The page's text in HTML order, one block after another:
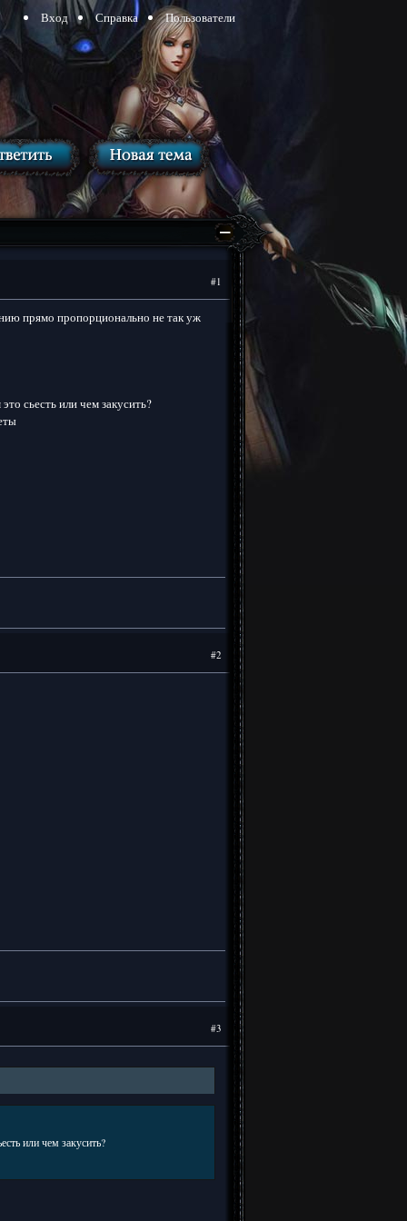
Пользователи
Справка
Вход
#1
прямо пропорционально не так уж
сьесть или чем закусить?
#2
#3
или чем закусить?